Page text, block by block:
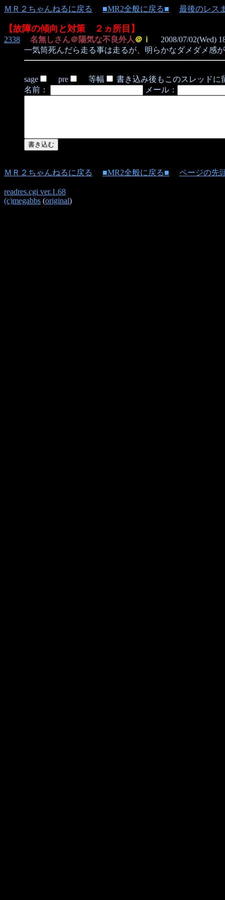
ＭＲ２ちゃんねるに戻る ■MR2全般に戻る■ 最後のレス
【故障の傾向と対策 ２ヵ所目】
2338 名無しさん＠陽気な不良外人 ＠ｉ
2008/07/02(Wed)
一気筒死んだら走る事は走るが、明らかなダメダメ感
sage pre 等幅
書き込み後もこのスレッドに
名前：
メール：
ＭＲ２ちゃんねるに戻る ■MR2全般に戻る■ ページの先
readres.cgi ver.1.68
(c)megabbs (original)